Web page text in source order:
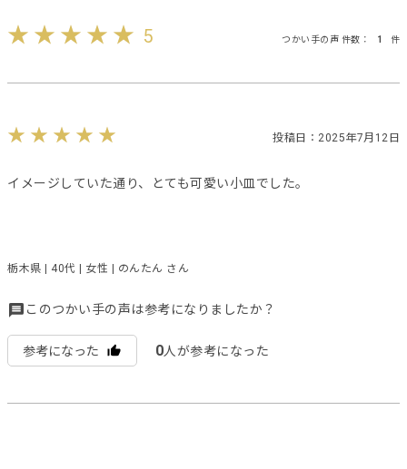
5 つかい手の声 件数： 1 件
投稿日：2025年7月12日
イメージしていた通り、とても可愛い小皿でした。
栃木県 | 40代 | 女性 | のんたん さん
このつかい手の声は参考になりましたか？
参考になった 0人が参考になった